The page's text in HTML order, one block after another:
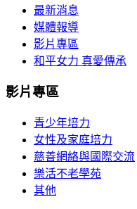
最新消息
媒體報導
影片專區
和平女力 真愛傳承
影片專區
青少年培力
女性及家庭培力
慈善網絡與國際交流
樂活不老學苑
其他